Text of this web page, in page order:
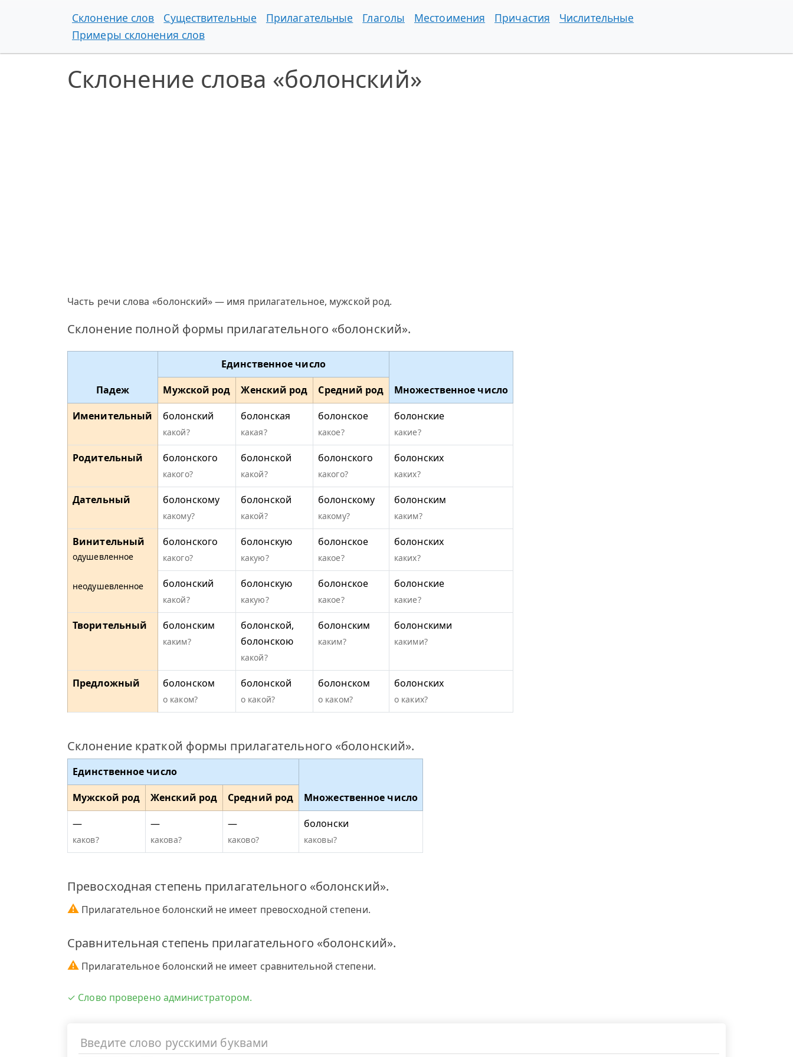
Склонение слов Существительные Прилагательные Глаголы Местоимения Причастия
Числительные
Примеры склонения слов
Склонение слова «болонский»
Часть речи слова «болонский» — имя прилагательное, мужской род.
Склонение полной формы прилагательного «болонский».
Падеж
Единственное число
Множественное число
Мужской род Женский род
Средний род
Именительный
болонский
какой?
болонская
какая?
болонское
какое?
болонские
какие?
Родительный болонского
какого?
болонской
какой?
болонского
какого?
болонских
каких?
Дательный болонскому
какому?
болонской
какой?
болонскому
какому?
болонским
каким?
Винительный
одушевленное
неодушевленное
болонского
какого?
болонскую
какую?
болонское
какое?
болонских
каких?
болонский
какой?
болонскую
какую?
болонское
какое?
болонские
какие?
Творительный болонским
каким?
болонской,
болонскою
какой?
болонским
каким?
болонскими
какими?
Предложный болонском
о каком?
болонской
о какой?
болонском
о каком?
болонских
о каких?
Склонение краткой формы прилагательного «болонский».
Единственное число
Множественное число
Мужской род Женский род
Средний род
—
каков?
—
какова?
—
каково?
болонски
каковы?
Превосходная степень прилагательного «болонский».
⚠ Прилагательное болонский не имеет превосходной степени.
Сравнительная степень прилагательного «болонский».
⚠ Прилагательное болонский не имеет сравнительной степени.
✓ Слово проверено администратором.